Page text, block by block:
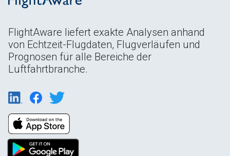
FlightAware liefert exakte Analysen anhand
von Echtzeit-Flugdaten, Flugverläufen und
Prognosen für alle Bereiche der
Luftfahrtbranche.